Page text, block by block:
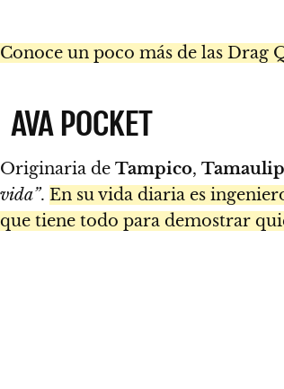
Conoce un poco más de las Drag
AVA POCKET
Originaria de Tampico,
vida”. En su vida diaria es
que tiene todo para demostrar